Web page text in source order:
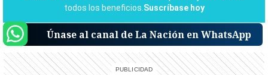
Únase al canal de La Nación en WhatsApp